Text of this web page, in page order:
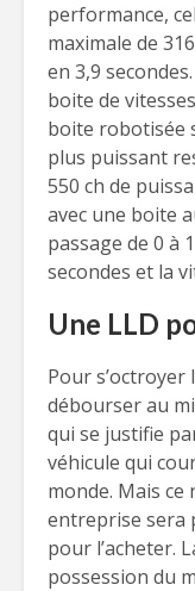
performance,
maximale de
en 3,9
boite de
boite robotisée
plus puissant
550 ch de
avec une boite
passage de 0 à
secondes et la
Une LLD
Pour s’octroyer
débourser au
qui se justifie
véhicule qui
monde. Mais ce
entreprise sera
pour l’acheter.
possession du